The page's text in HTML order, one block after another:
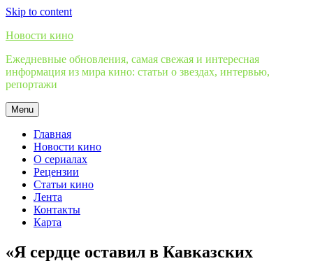
Skip to content
Новости кино
Ежедневные обновления, самая свежая и интересная
информация из мира кино: статьи о звездах, интервью,
репортажи
Menu
Главная
Новости кино
О сериалах
Рецензии
Статьи кино
Лента
Контакты
Карта
«Я сердце оставил в Кавказских